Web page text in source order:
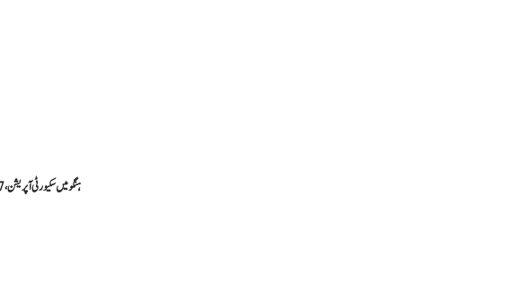
ہنگو میں سکیورٹی آپریشن، 7 دہشت گرد ہلاک، کیپٹن حمزہ اکرم شہید